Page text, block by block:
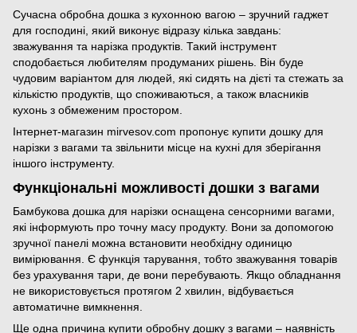
Сучасна обробна дошка з кухонною вагою – зручний гаджет
для господині, який виконує відразу кілька завдань:
зважування та нарізка продуктів. Такий інструмент
сподобається любителям продуманих рішень. Він буде
чудовим варіантом для людей, які сидять на дієті та стежать за
кількістю продуктів, що споживаються, а також власників
кухонь з обмеженим простором.
Інтернет-магазин mirvesov.com пропонує купити дошку для
нарізки з вагами та звільнити місце на кухні для зберігання
іншого інструменту.
Функціональні можливості дошки з вагами
Бамбукова дошка для нарізки оснащена сенсорними вагами,
які інформують про точну масу продукту. Вони за допомогою
зручної панелі можна встановити необхідну одиницю
вимірювання. Є функція тарування, тобто зважування товарів
без урахування тари, де вони перебувають. Якщо обладнання
не використовується протягом 2 хвилин, відбувається
автоматичне вимкнення.
Ще одна причина купити обробну дошку з вагами – наявність